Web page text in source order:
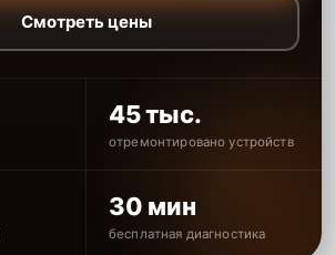
Смотреть цены
45 тыс.
отремонтировано устройств
30 мин
бесплатная диагностика